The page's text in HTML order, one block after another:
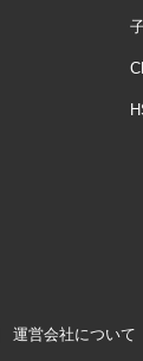
運営会社について